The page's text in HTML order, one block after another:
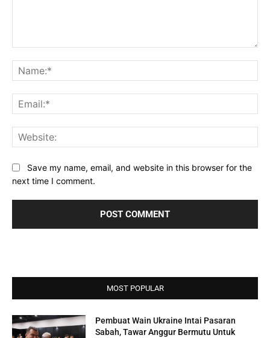
Save my name, email, and website in this browser for the
next time I comment.
MOST POPULAR
Pembuat Wain Ukraine Intai Pasaran
Sabah, Tawar Anggur Bermutu Untuk